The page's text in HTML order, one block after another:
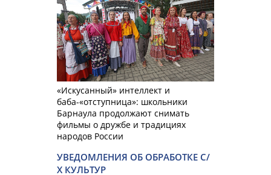
«Искусанный» интеллект и
баба-«отступница»: школьники
Барнаула продолжают снимать
фильмы о дружбе и традициях
народов России
УВЕДОМЛЕНИЯ ОБ ОБРАБОТКЕ С/
Х КУЛЬТУР